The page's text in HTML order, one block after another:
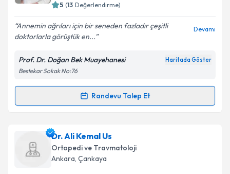
Kişisel verilerimin işlenmesine ilişkin
Aydınlatma
Metni'ni okudum ve kişisel verilerimin belirtilen
kapsamda işlenmesini kabul ediyorum.
5 (13 Değerlendirme)
Annemin ağrıları için bir seneden fazladır çeşitli
doktorlarla görüştük en...
Devamı
Prof. Dr. Doğan Bek Muayehanesi Haritada Göster
Bestekar Sokak No:76
Randevu Talep Et
Randevu Takvimi Talebi
Prof. Dr. Doğan Bekiçin randevu takvimi talebi
oluşturun. Size bu uzmandan randevu almanız için bir
takvim hazırlandığında e-posta ile bilgilendireceğiz.
Dr. Ali Kemal Us
Ortopedi ve Travmatoloji
Ankara, Çankaya